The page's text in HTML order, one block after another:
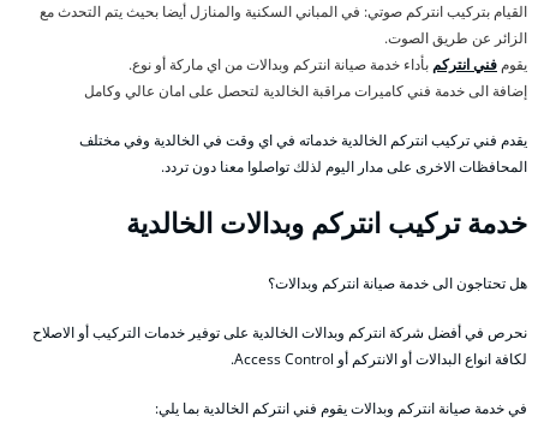
القيام بتركيب انتركم صوتي: في المباني السكنية والمنازل أيضا بحيث يتم التحدث مع
الزائر عن طريق الصوت.
يقوم فني انتركم بأداء خدمة صيانة انتركم وبدالات من اي ماركة أو نوع.
إضافة الى خدمة فني كاميرات مراقبة الخالدية لتحصل على امان عالي وكامل
يقدم فني تركيب انتركم الخالدية خدماته في اي وقت في الخالدية وفي مختلف
المحافظات الاخرى على مدار اليوم لذلك تواصلوا معنا دون تردد.
خدمة تركيب انتركم وبدالات الخالدية
هل تحتاجون الى خدمة صيانة انتركم وبدالات؟
نحرص في أفضل شركة انتركم وبدالات الخالدية على توفير خدمات التركيب أو الاصلاح
لكافة انواع البدالات أو الانتركم أو Access Control.
في خدمة صيانة انتركم وبدالات يقوم فني انتركم الخالدية بما يلي: